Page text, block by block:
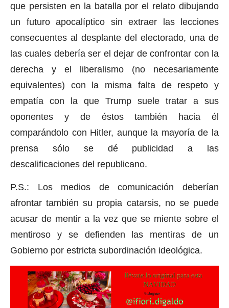
que persisten en la batalla por el relato dibujando
un futuro apocalíptico sin extraer las lecciones
consecuentes al desplante del electorado, una de
las cuales debería ser el dejar de confrontar con la
derecha y el liberalismo (no necesariamente
equivalentes) con la misma falta de respeto y
empatía con la que Trump suele tratar a sus
oponentes y de éstos también hacia él
comparándolo con Hitler, aunque la mayoría de la
prensa sólo se dé publicidad a las
descalificaciones del republicano.
P.S.: Los medios de comunicación deberían
afrontar también su propia catarsis, no se puede
acusar de mentir a la vez que se miente sobre el
mentiroso y se defienden las mentiras de un
Gobierno por estricta subordinación ideológica.